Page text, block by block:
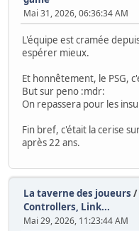
Mai 31, 2026, 06:36:34 AM
L'équipe est cramée
espérer mieux.
Et honnêtement, le PSG,
But sur peno :mdr:
On repassera pour les
Fin bref, c'était la cerise
après 22 ans.
La taverne des joueurs /
Controllers, Link...
Mai 29, 2026, 11:23:44 AM